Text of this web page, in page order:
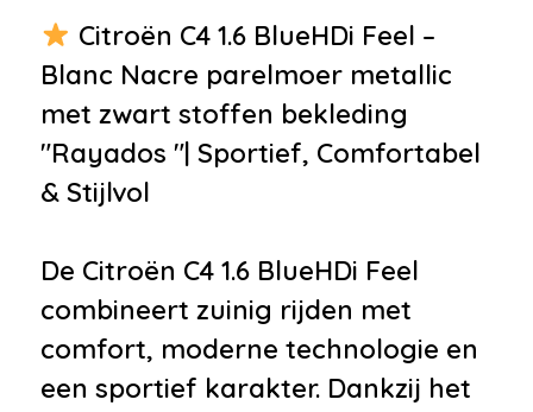
• Trekhaak
•Buitenspiegels elektrisch
inklapbaar
•Dimlichten automatisch
• Getint glas
Mistlampen voor
•
Panoramadak
Infotainment
•Audio installatie
•Stuurwiel multifunctioneel
Citroën C4 1.6 BlueHDi Feel –
Blanc Nacre parelmoer metallic
met zwart stoffen bekleding
"Rayados "| Sportief, Comfortabel
& Stijlvol
De Citroën C4 1.6 BlueHDi Feel
combineert zuinig rijden met
comfort, moderne technologie en
een sportief karakter. Dankzij het